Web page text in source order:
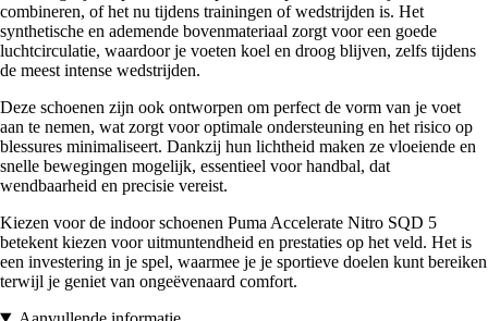
combineren, of het nu tijdens trainingen of wedstrijden is. Het
synthetische en ademende bovenmateriaal zorgt voor een goede
luchtcirculatie, waardoor je voeten koel en droog blijven, zelfs tijdens
de meest intense wedstrijden.
Deze schoenen zijn ook ontworpen om perfect de vorm van je voet
aan te nemen, wat zorgt voor optimale ondersteuning en het risico op
blessures minimaliseert. Dankzij hun lichtheid maken ze vloeiende en
snelle bewegingen mogelijk, essentieel voor handbal, dat
wendbaarheid en precisie vereist.
Kiezen voor de indoor schoenen Puma Accelerate Nitro SQD 5
betekent kiezen voor uitmuntendheid en prestaties op het veld. Het is
een investering in je spel, waarmee je je sportieve doelen kunt bereiken
terwijl je geniet van ongeëvenaard comfort.